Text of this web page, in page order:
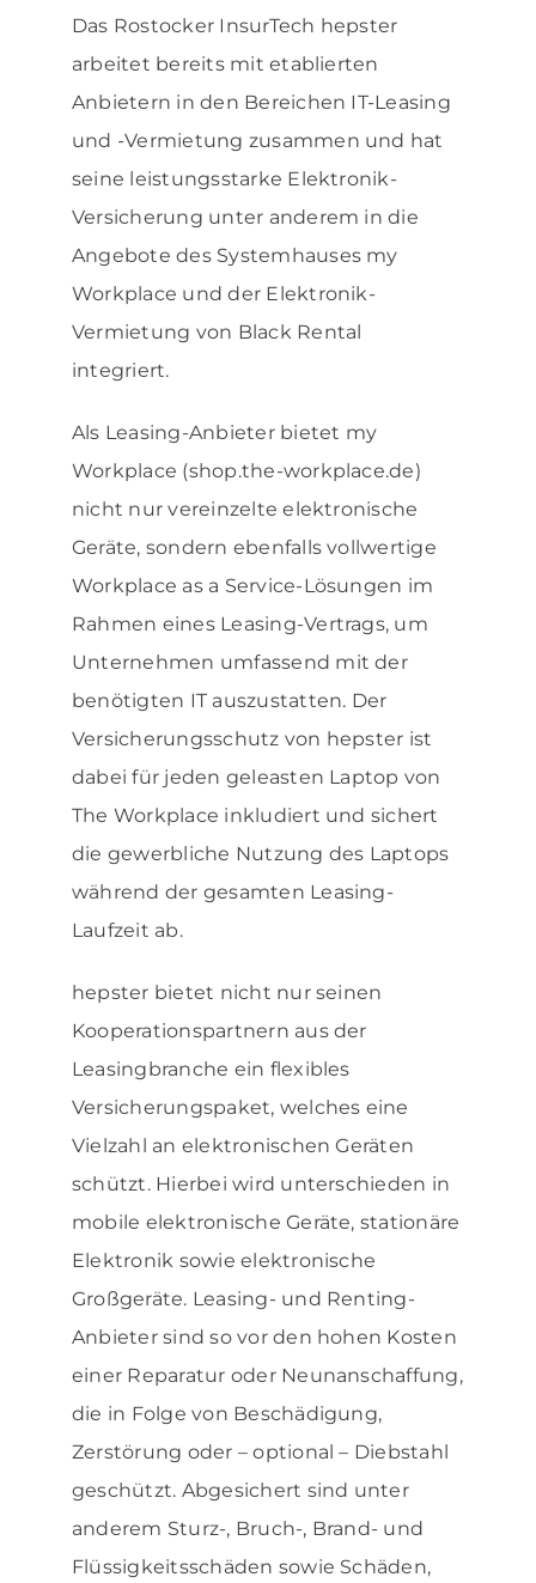
Das Rostocker InsurTech hepster
arbeitet bereits mit etablierten
Anbietern in den Bereichen IT-Leasing
und -Vermietung zusammen und hat
seine leistungsstarke Elektronik-
Versicherung unter anderem in die
Angebote des Systemhauses my
Workplace und der Elektronik-
Vermietung von Black Rental
integriert.
Als Leasing-Anbieter bietet my
Workplace (shop.the-workplace.de)
nicht nur vereinzelte elektronische
Geräte, sondern ebenfalls vollwertige
Workplace as a Service-Lösungen im
Rahmen eines Leasing-Vertrags, um
Unternehmen umfassend mit der
benötigten IT auszustatten. Der
Versicherungsschutz von hepster ist
dabei für jeden geleasten Laptop von
The Workplace inkludiert und sichert
die gewerbliche Nutzung des Laptops
während der gesamten Leasing-
Laufzeit ab.
hepster bietet nicht nur seinen
Kooperationspartnern aus der
Leasingbranche ein flexibles
Versicherungspaket, welches eine
Vielzahl an elektronischen Geräten
schützt. Hierbei wird unterschieden in
mobile elektronische Geräte, stationäre
Elektronik sowie elektronische
Großgeräte. Leasing- und Renting-
Anbieter sind so vor den hohen Kosten
einer Reparatur oder Neunanschaffung,
die in Folge von Beschädigung,
Zerstörung oder – optional – Diebstahl
geschützt. Abgesichert sind unter
anderem Sturz-, Bruch-, Brand- und
Flüssigkeitsschäden sowie Schäden,